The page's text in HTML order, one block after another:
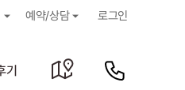
예약/상담 로그인
기